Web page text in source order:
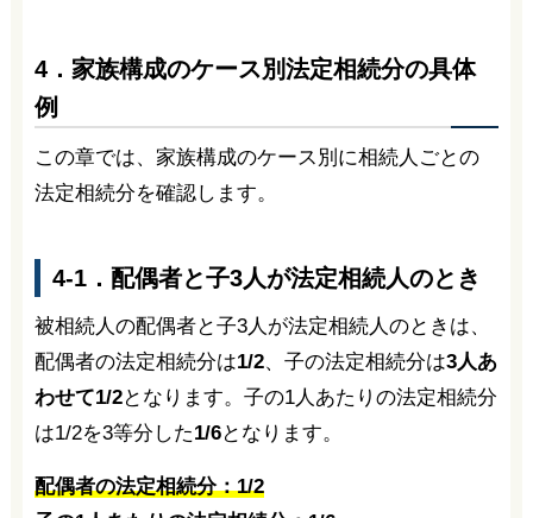
4．家族構成のケース別法定相続分の具体
例
この章では、家族構成のケース別に相続人ごとの
法定相続分を確認します。
4-1．配偶者と子3人が法定相続人のとき
被相続人の配偶者と子3人が法定相続人のときは、
配偶者の法定相続分は1/2、子の法定相続分は3人あ
わせて1/2となります。子の1人あたりの法定相続分
は1/2を3等分した1/6となります。
配偶者の法定相続分：1/2